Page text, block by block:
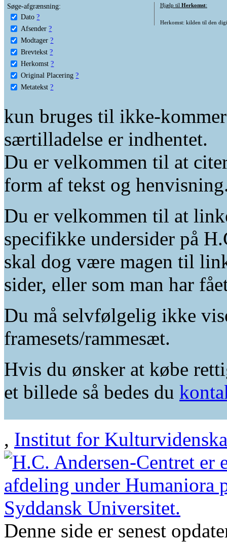
Søge-afgrænsning:
Dato ?
Afsender ?
Modtager ?
Brevtekst ?
Herkomst ?
Original Placering ?
Metatekst ?
Hjælp til Herkomst:
Herkomst: kilden til den
kun bruges til ikke-
særtilladelse er indhentet.
Du er velkommen til at
form af tekst og
Du er velkommen til at
specifikke undersider på
skal dog være magen til
sider, eller som man har
Du må selvfølgelig ikke
framesets/rammesæt.
Hvis du ønsker at købe
et billede så bedes du
, Institut for
Denne side er senest